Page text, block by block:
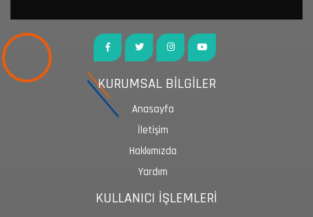
KURUMSAL BİLGİLER
Anasayfa
İletişim
Hakkımızda
Yardım
KULLANICI İŞLEMLERİ